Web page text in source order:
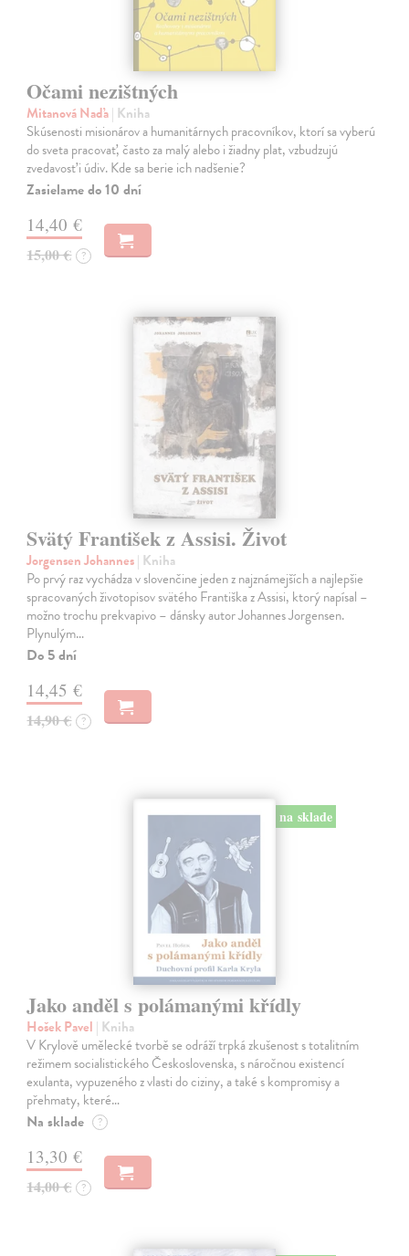
Očami nezištných
Mitanová Naďa| Kniha
Skúsenosti misionárov a humanitárnych pracovníkov, ktorí sa vyberú
do sveta pracovať, často za malý alebo i žiadny plat, vzbudzujú
zvedavosť i údiv. Kde sa berie ich nadšenie?
Zasielame do 10 dní
14,40 €
15,00 € ?
Svätý František z Assisi. Život
Jorgensen Johannes| Kniha
Po prvý raz vychádza v slovenčine jeden z najznámejších a najlepšie
spracovaných životopisov svätého Františka z Assisi, ktorý napísal –
možno trochu prekvapivo – dánsky autor Johannes Jorgensen.
Plynulým…
Do 5 dní
14,45 €
14,90 € ?
na sklade
Jako anděl s polámanými křídly
Hošek Pavel | Kniha
V Krylově umělecké tvorbě se odráží trpká zkušenost s totalitním
režimem socialistického Československa, s náročnou existencí
exulanta, vypuzeného z vlasti do ciziny, a také s kompromisy a
přehmaty, které…
Na sklade ?
13,30 €
14,00 € ?